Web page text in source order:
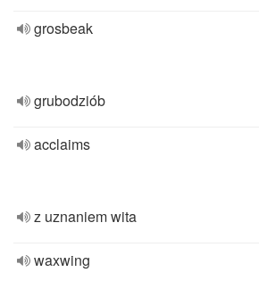
grosbeak
grubodziób
acclaims
z uznaniem wita
waxwing